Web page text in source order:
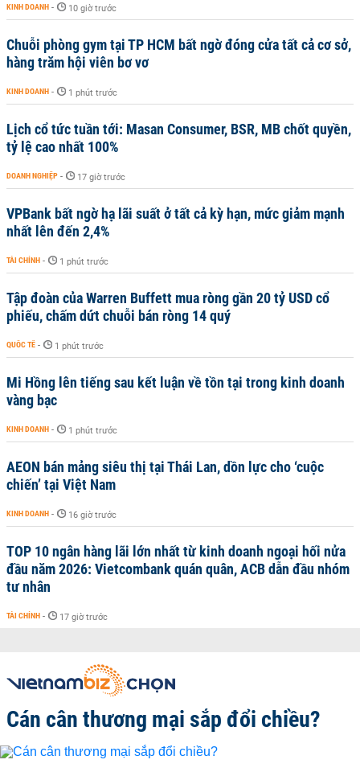
KINH DOANH - 10 giờ trước
Chuỗi phòng gym tại TP HCM bất ngờ đóng cửa tất cả cơ sở,
hàng trăm hội viên bơ vơ
KINH DOANH - 1 phút trước
Lịch cổ tức tuần tới: Masan Consumer, BSR, MB chốt quyền,
tỷ lệ cao nhất 100%
DOANH NGHIỆP - 17 giờ trước
VPBank bất ngờ hạ lãi suất ở tất cả kỳ hạn, mức giảm mạnh
nhất lên đến 2,4%
TÀI CHÍNH - 1 phút trước
Tập đoàn của Warren Buffett mua ròng gần 20 tỷ USD cổ
phiếu, chấm dứt chuỗi bán ròng 14 quý
QUỐC TẾ - 1 phút trước
Mi Hồng lên tiếng sau kết luận về tồn tại trong kinh doanh
vàng bạc
KINH DOANH - 1 phút trước
AEON bán mảng siêu thị tại Thái Lan, dồn lực cho ‘cuộc
chiến’ tại Việt Nam
KINH DOANH - 16 giờ trước
TOP 10 ngân hàng lãi lớn nhất từ kinh doanh ngoại hối nửa
đầu năm 2026: Vietcombank quán quân, ACB dẫn đầu nhóm
tư nhân
TÀI CHÍNH - 17 giờ trước
Cán cân thương mại sắp đổi chiều?